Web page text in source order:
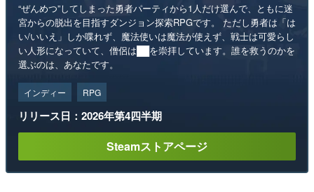
“ぜんめつ”してしまった勇者パーティから1人だけ選んで、ともに迷
宮からの脱出を目指すダンジョン探索RPGです。 ただし勇者は「は
い/いいえ」しか喋れず、魔法使いは魔法が使えず、戦士は可愛らし
い人形になっていて、僧侶は██を崇拝しています。誰を救うのかを
選ぶのは、あなたです。
インディー RPG
リリース日：2026年第4四半期
Steamストアページ